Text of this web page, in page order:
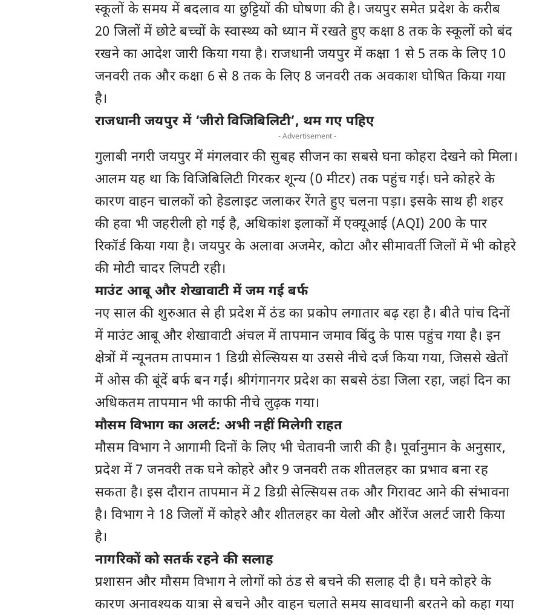
स्कूलों के समय में बदलाव या छुट्टियों की घोषणा की है। जयपुर समेत प्रदेश के करीब
20 जिलों में छोटे बच्चों के स्वास्थ्य को ध्यान में रखते हुए कक्षा 8 तक के स्कूलों को बंद
रखने का आदेश जारी किया गया है। राजधानी जयपुर में कक्षा 1 से 5 तक के लिए 10
जनवरी तक और कक्षा 6 से 8 तक के लिए 8 जनवरी तक अवकाश घोषित किया गया
है।
राजधानी जयपुर में ‘जीरो विजिबिलिटी’, थम गए पहिए
- Advertisement -
गुलाबी नगरी जयपुर में मंगलवार की सुबह सीजन का सबसे घना कोहरा देखने को मिला।
आलम यह था कि विजिबिलिटी गिरकर शून्य (0 मीटर) तक पहुंच गई। घने कोहरे के
कारण वाहन चालकों को हेडलाइट जलाकर रेंगते हुए चलना पड़ा। इसके साथ ही शहर
की हवा भी जहरीली हो गई है, अधिकांश इलाकों में एक्यूआई (AQI) 200 के पार
रिकॉर्ड किया गया है। जयपुर के अलावा अजमेर, कोटा और सीमावर्ती जिलों में भी कोहरे
की मोटी चादर लिपटी रही।
माउंट आबू और शेखावाटी में जम गई बर्फ
नए साल की शुरुआत से ही प्रदेश में ठंड का प्रकोप लगातार बढ़ रहा है। बीते पांच दिनों
में माउंट आबू और शेखावाटी अंचल में तापमान जमाव बिंदु के पास पहुंच गया है। इन
क्षेत्रों में न्यूनतम तापमान 1 डिग्री सेल्सियस या उससे नीचे दर्ज किया गया, जिससे खेतों
में ओस की बूंदें बर्फ बन गईं। श्रीगंगानगर प्रदेश का सबसे ठंडा जिला रहा, जहां दिन का
अधिकतम तापमान भी काफी नीचे लुढ़क गया।
मौसम विभाग का अलर्ट: अभी नहीं मिलेगी राहत
मौसम विभाग ने आगामी दिनों के लिए भी चेतावनी जारी की है। पूर्वानुमान के अनुसार,
प्रदेश में 7 जनवरी तक घने कोहरे और 9 जनवरी तक शीतलहर का प्रभाव बना रह
सकता है। इस दौरान तापमान में 2 डिग्री सेल्सियस तक और गिरावट आने की संभावना
है। विभाग ने 18 जिलों में कोहरे और शीतलहर का येलो और ऑरेंज अलर्ट जारी किया
है।
नागरिकों को सतर्क रहने की सलाह
प्रशासन और मौसम विभाग ने लोगों को ठंड से बचने की सलाह दी है। घने कोहरे के
कारण अनावश्यक यात्रा से बचने और वाहन चलाते समय सावधानी बरतने को कहा गया